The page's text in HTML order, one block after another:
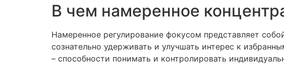
В чем намеренное
Намеренное регулирование фокусом представляет
сознательно удерживать и улучшать интерес к
– способности понимать и контролировать